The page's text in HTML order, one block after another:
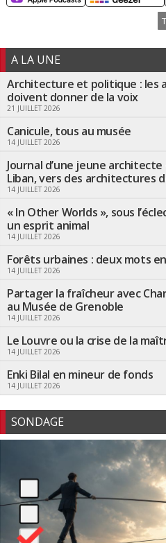
A LA UNE
Architecture et politique : les
doivent donner de la voix
21 JUILLET 2026
Canicule, tous au musée
14 JUILLET 2026
Journal d’une jeune
Liban, vers des architectures
14 JUILLET 2026
« In Other Worlds », sous
un esprit animal
14 JUILLET 2026
Forêts urbaines : deux mots
14 JUILLET 2026
Partager la fraîcheur avec
au Musée de Grenoble
14 JUILLET 2026
Le Louvre ou la crise de la
14 JUILLET 2026
Enki Bilal en mineur de fonds
14 JUILLET 2026
SONDAGE